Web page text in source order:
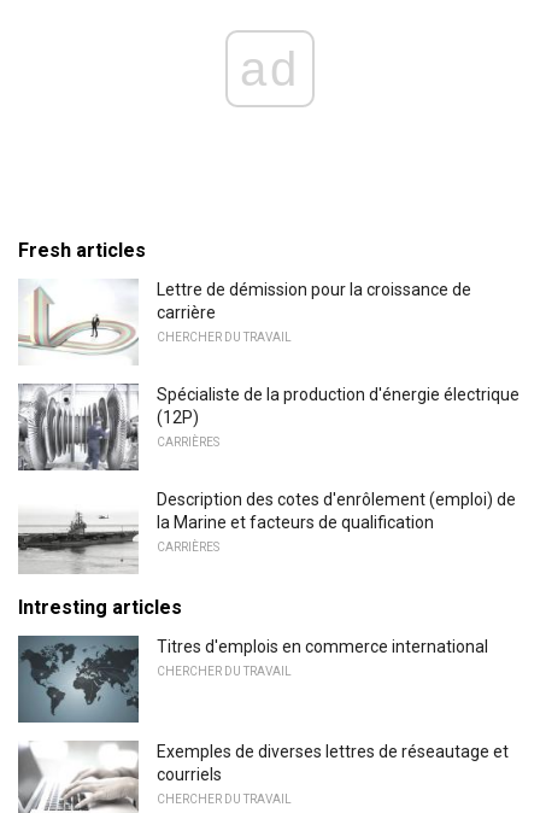
ad
Fresh articles
Lettre de démission pour la croissance de
carrière
CHERCHER DU TRAVAIL
Spécialiste de la production d'énergie électrique
(12P)
CARRIÈRES
Description des cotes d'enrôlement (emploi) de
la Marine et facteurs de qualification
CARRIÈRES
Intresting articles
Titres d'emplois en commerce international
CHERCHER DU TRAVAIL
Exemples de diverses lettres de réseautage et
courriels
CHERCHER DU TRAVAIL